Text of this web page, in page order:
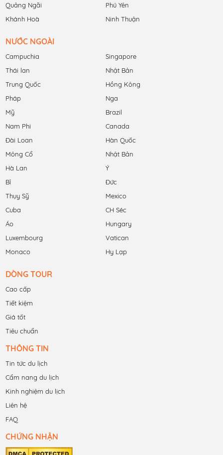
Quảng Ngãi
Phú Yên
Khánh Hoà
Ninh Thuận
NƯỚC NGOÀI
Campuchia
Singapore
Thái lan
Nhật Bản
Trung Quốc
Hồng Kông
Pháp
Nga
Mỹ
Brazil
Nam Phi
Canada
Đài Loan
Hàn Quốc
Mông Cổ
Nhật Bản
Hà Lan
Ý
Bỉ
Đức
Thụy Sỹ
Mexico
Cuba
CH Séc
Áo
Hungary
Luxembourg
Vatican
Monaco
Hy Lạp
DÒNG TOUR
Cao cấp
Tiết kiệm
Giá tốt
Tiêu chuẩn
THÔNG TIN
Tin tức du lịch
Cẩm nang du lịch
Kinh nghiệm du lịch
Liên hệ
FAQ
CHỨNG NHẬN